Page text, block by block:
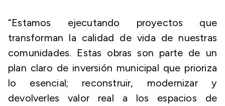
“Estamos ejecutando proyectos que
transforman la calidad de vida de nuestras
comunidades. Estas obras son parte de un
plan claro de inversión municipal que prioriza
lo esencial; reconstruir, modernizar y
devolverles valor real a los espacios de